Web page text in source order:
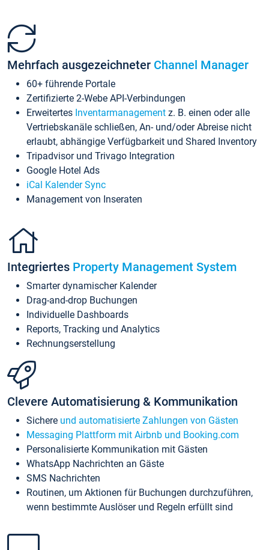
Mehrfach ausgezeichneter Channel Manager
60+ führende Portale
Zertifizierte 2-Webe API-Verbindungen
Erweitertes Inventarmanagement z. B. einen oder alle
Vertriebskanäle schließen, An- und/oder Abreise nicht
erlaubt, abhängige Verfügbarkeit und Shared Inventory
Tripadvisor und Trivago Integration
Google Hotel Ads
iCal Kalender Sync
Management von Inseraten
Integriertes Property Management System
Smarter dynamischer Kalender
Drag-and-drop Buchungen
Individuelle Dashboards
Reports, Tracking und Analytics
Rechnungserstellung
Clevere Automatisierung & Kommunikation
Sichere und automatisierte Zahlungen von Gästen
Messaging Plattform mit Airbnb und Booking.com
Personalisierte Kommunikation mit Gästen
WhatsApp Nachrichten an Gäste
SMS Nachrichten
Routinen, um Aktionen für Buchungen durchzuführen,
wenn bestimmte Auslöser und Regeln erfüllt sind